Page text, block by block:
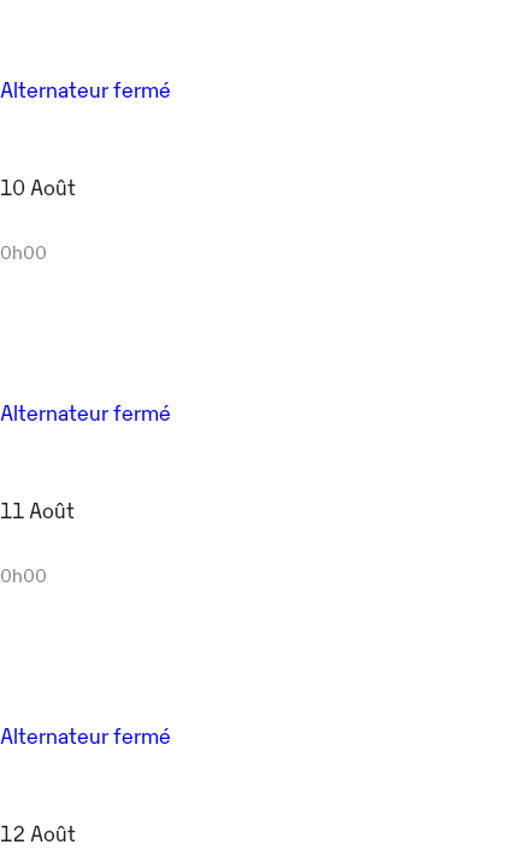
Alternateur fermé
10 Août
0h00
Alternateur fermé
11 Août
0h00
Alternateur fermé
12 Août